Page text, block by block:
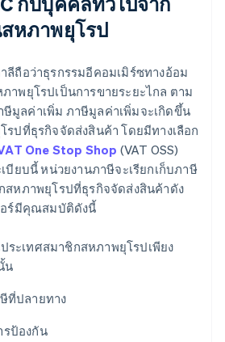
หภาพยุโรป
ลีถือว่าธุรกรรมอีคอมเมิร์ซทางอ้อม
าพยุโรปเป็นการขายระยะไกล ตาม
มูลค่าเพิ่ม ภาษีมูลค่าเพิ่มจะเกิดขึ้น
รปที่ธุรกิจจัดส่งสินค้า โดยมีทางเลือก
One Stop Shop (VAT OSS)
บียบนี้ หน่วยงานภาษีจะเรียกเก็บภาษี
สหภาพยุโรปที่ธุรกิจจัดส่งสินค้าดัง
อร์มีคุณสมบัติดังนี้
ระเทศสมาชิกสหภาพยุโรปเพียง
น
ที่ปลายทาง
รป้องกัน